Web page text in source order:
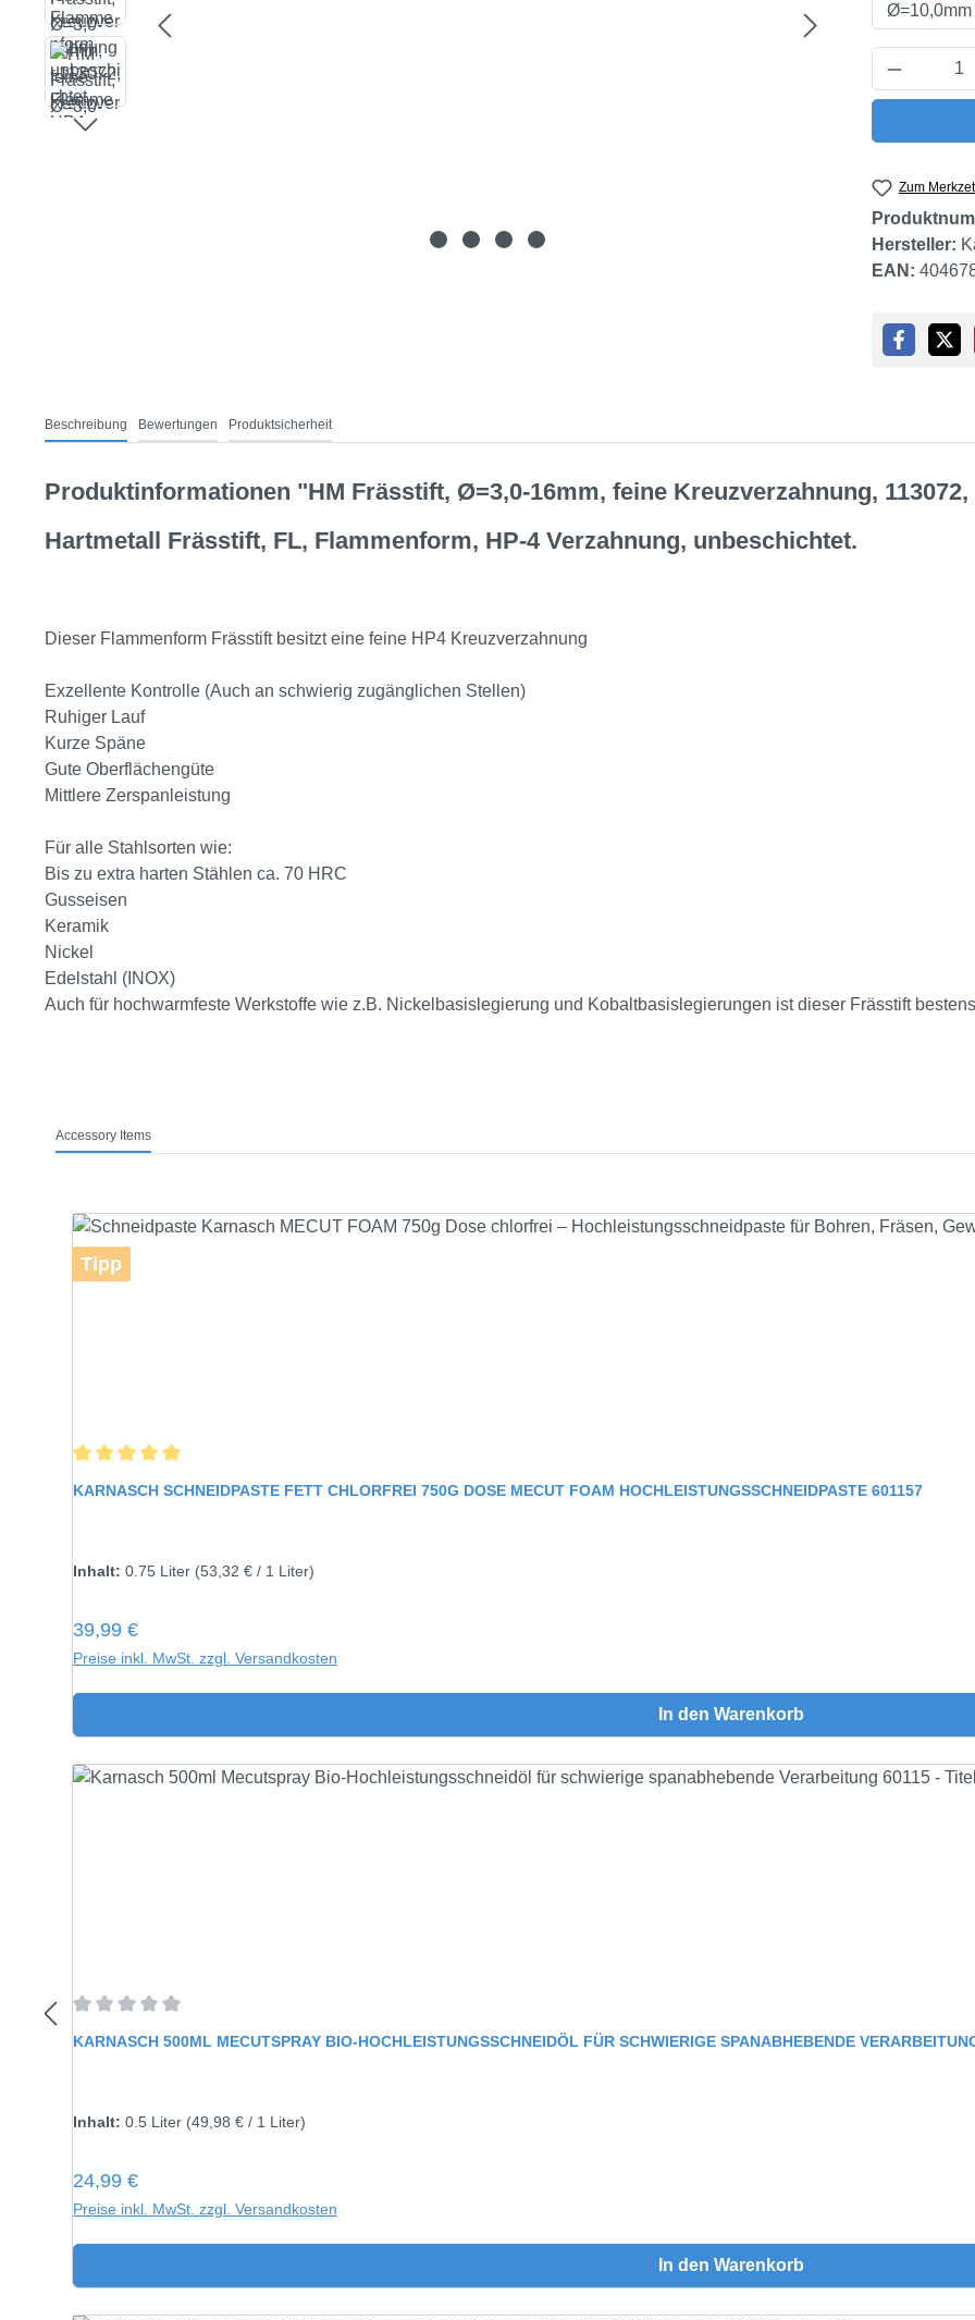
Zum
Hersteller:
EAN:
Beschreibung Bewertungen Produktsicherheit
Produktinformationen "HM Frässtift, Ø=3,0-16mm, feine Kreuzverzahnung,
Hartmetall Frässtift, FL, Flammenform, HP-4 Verzahnung, unbeschichtet.
Dieser Flammenform Frässtift besitzt eine feine HP4 Kreuzverzahnung
Exzellente Kontrolle (Auch an schwierig zugänglichen Stellen)
Ruhiger Lauf
Kurze Späne
Gute Oberflächengüte
Mittlere Zerspanleistung
Für alle Stahlsorten wie:
Bis zu extra harten Stählen ca. 70 HRC
Gusseisen
Keramik
Nickel
Edelstahl (INOX)
Auch für hochwarmfeste Werkstoffe wie z.B. Nickelbasislegierung und Kobaltbasislegierungen ist dieser Frässtift
Accessory Items
Tipp
KARNASCH SCHNEIDPASTE FETT CHLORFREI 750G DOSE MECUT FOAM HOCHLEISTUNGSSCHNEIDPASTE 601157
Inhalt: 0.75 Liter (53,32 € / 1 Liter)
Regulärer Preis:
39,99 €
Preise inkl. MwSt. zzgl. Versandkosten
In den Warenkorb
KARNASCH 500ML MECUTSPRAY BIO-HOCHLEISTUNGSSCHNEIDÖL FÜR SCHWIERIGE SPANABHEBENDE
Inhalt: 0.5 Liter (49,98 € / 1 Liter)
Regulärer Preis:
24,99 €
Preise inkl. MwSt. zzgl. Versandkosten
In den Warenkorb